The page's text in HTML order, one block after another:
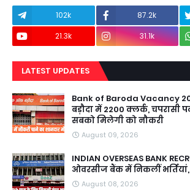
102k 87.2k
21.3k
31.1k
LATEST UPDATES
Bank of Baroda Vacancy
बड़ौदा में 2200 क्लर्क, चपरासी
सबको मिलेगी को नौकरी
August 09, 2026
INDIAN OVERSEAS BANK
ओवरसीज बैंक में निकलीं
August 08, 2026